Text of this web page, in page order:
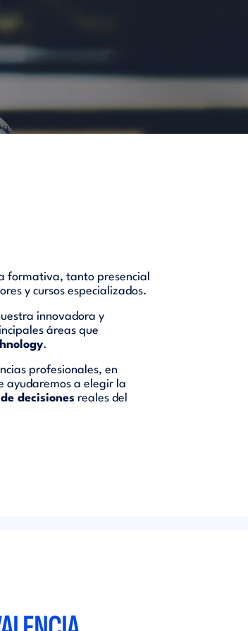
formativa, tanto presencial
y cursos especializados.
innovadora y
áreas que
.
profesionales, en
ayudaremos a elegir la
decisiones reales del